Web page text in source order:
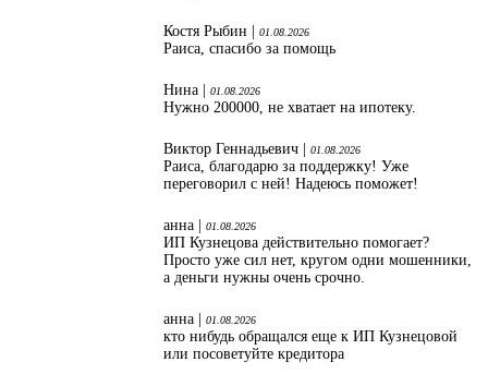
Костя Рыбин | 01.08.2026
Раиса, спасибо за помощь
Нина | 01.08.2026
Нужно 200000, не хватает на ипотеку.
Виктор Геннадьевич | 01.08.2026
Раиса, благодарю за поддержку! Уже
переговорил с ней! Надеюсь поможет!
анна | 01.08.2026
ИП Кузнецова действительно помогает?
Просто уже сил нет, кругом одни мошенники,
а деньги нужны очень срочно.
анна | 01.08.2026
кто нибудь обращался еще к ИП Кузнецовой
или посоветуйте кредитора